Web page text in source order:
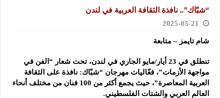
“شبّاك”.. نافذة الثقافة العربية في لندن
2025-05-21
شام تايمز – متابعة
تنطلق في 23 أيار/مايو الجاري في لندن، تحت شعار “الفن في
مواجهة الأزمات”، فعّاليات مهرجان “شبّاك: نافذة على الثقافة
العربية المعاصرة”، حيث يجمع أكثر من 100 فنان من مختلف أنحاء
العالم العربي والشتات الفلسطيني.